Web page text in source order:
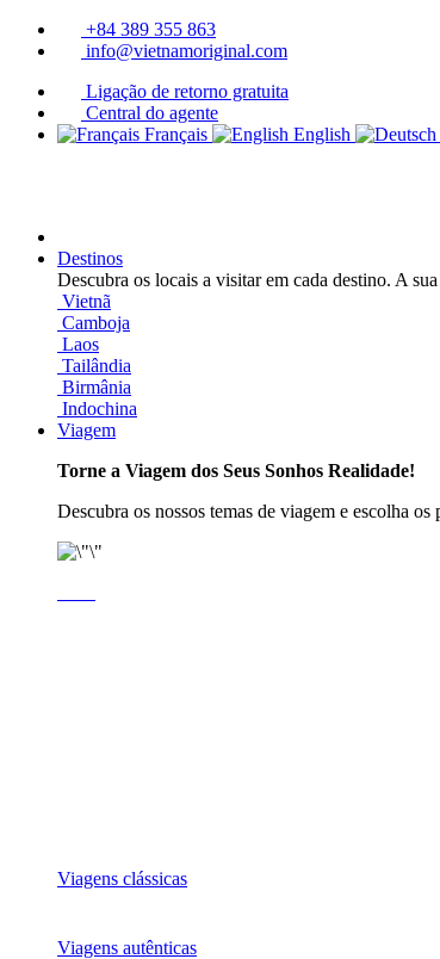
+84 389 355 863
info@vietnamoriginal.com
Ligação de retorno gratuita
Central do agente
Français
English
Destinos
Descubra os locais a visitar em cada destino. A
Vietnã
Camboja
Laos
Tailândia
Birmânia
Indochina
Viagem
Torne a Viagem dos Seus Sonhos Realidade!
Descubra os nossos temas de viagem e escolha
Viagens clássicas
Viagens autênticas